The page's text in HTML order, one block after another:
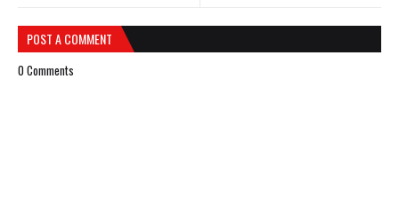
POST A COMMENT
0 Comments